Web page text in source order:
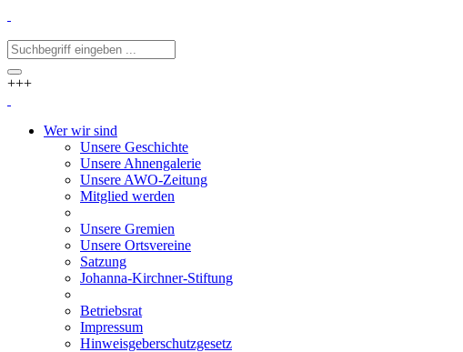
+++
Wer wir sind
Unsere Geschichte
Unsere Ahnengalerie
Unsere AWO-Zeitung
Mitglied werden
Unsere Gremien
Unsere Ortsvereine
Satzung
Johanna-Kirchner-Stiftung
Betriebsrat
Impressum
Hinweisgeberschutzgesetz